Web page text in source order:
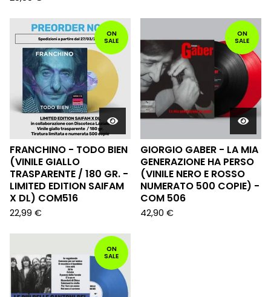
ON
SALE
FRANCHINO - TODO BIEN
(VINILE GIALLO
TRASPARENTE / 180 GR. -
LIMITED EDITION SAIFAM
X DL) COM516
22,99 €
ON
SALE
GIORGIO GABER - LA MIA
GENERAZIONE HA PERSO
(VINILE NERO E ROSSO
NUMERATO 500 COPIE) -
COM 506
42,90 €
ON
SALE